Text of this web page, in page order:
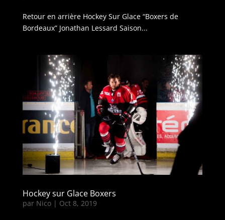
Retour en arrière Hockey Sur Glace “Boxers de
Bordeaux” Jonathan Lessard Saison...
Hockey sur Glace Boxers
par Nico| Oct 8, 2019